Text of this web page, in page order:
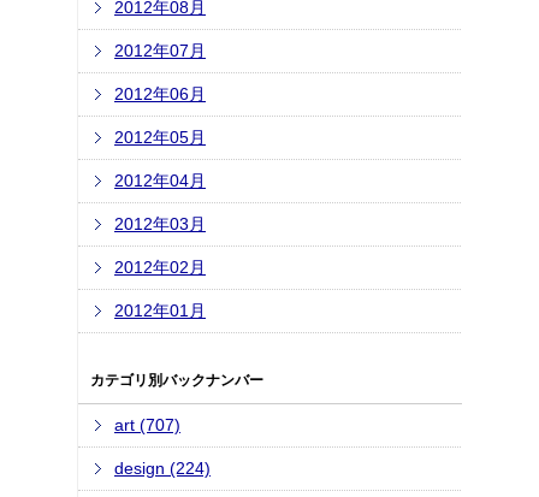
2012年08月
2012年07月
2012年06月
2012年05月
2012年04月
2012年03月
2012年02月
2012年01月
カテゴリ別バックナンバー
art (707)
design (224)